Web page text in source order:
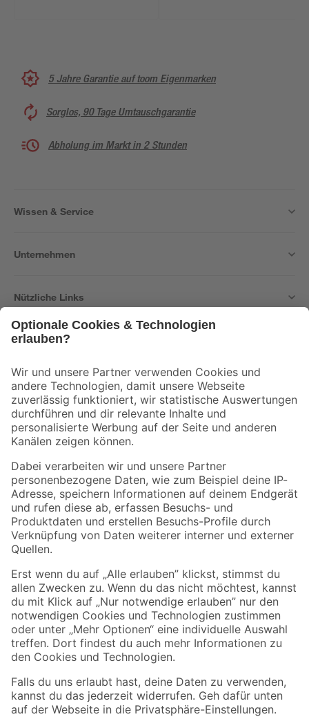
5 Jahre Garantie auf toom Eigenmarken
Sorglos, 90 Tage Umtauschgarantie
Abholung im Markt in 2 Stunden
Wissen & Service
Unternehmen
Nützliche Links
Der toom Newsletter: Keine Angebote und Aktionen mehr verpassen!
Zur Newsletter Anmeldung
Folge uns
Zahlungsarten Versandarten
Sicher einkaufen
Jetzt die toom-App herunterladen
Alle Preisangaben in EUR inkl. gesetzl. MwSt.. Die dargestellten Angebote sind unter
Umständen nicht in allen Märkten verfügbar. Die angegebenen Verfügbarkeiten beziehen